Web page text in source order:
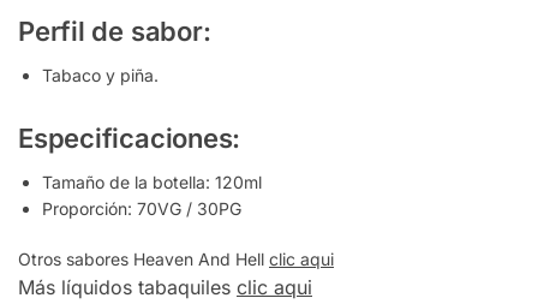
Perfil de sabor:
Tabaco y piña.
Especificaciones:
Tamaño de la botella: 120ml
Proporción: 70VG / 30PG
Otros sabores Heaven And Hell clic aqui
Más líquidos tabaquiles clic aqui